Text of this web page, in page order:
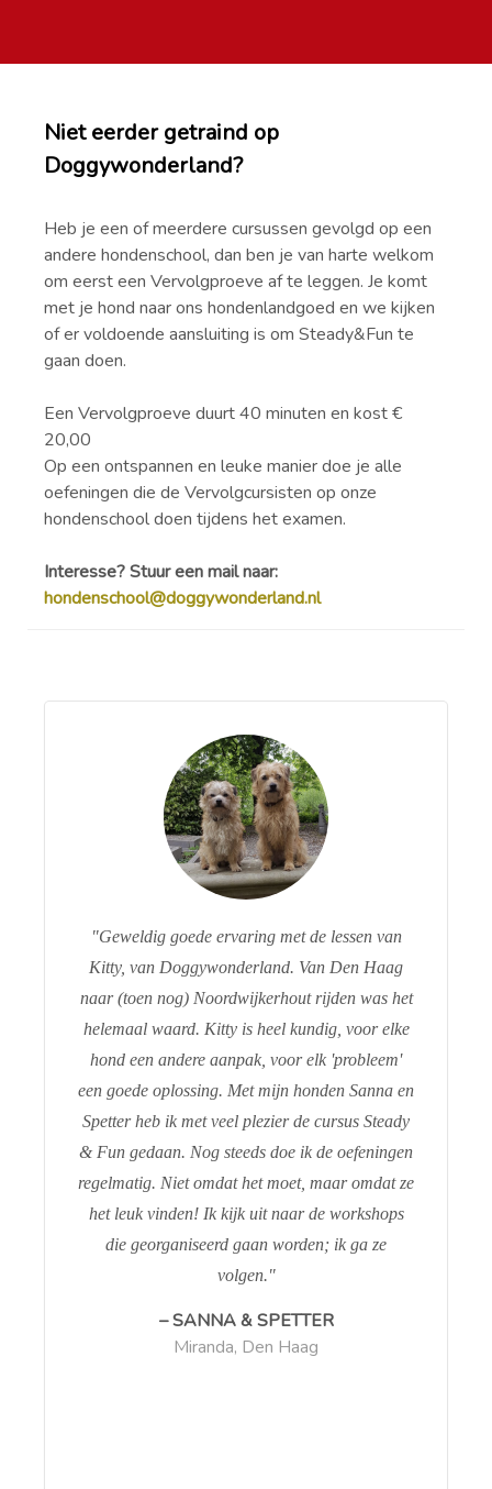
Niet eerder getraind op
Doggywonderland?
Heb je een of meerdere cursussen gevolgd op een
andere hondenschool, dan ben je van harte welkom
om eerst een Vervolgproeve af te leggen. Je komt
met je hond naar ons hondenlandgoed en we kijken
of er voldoende aansluiting is om Steady&Fun te
gaan doen.
Een Vervolgproeve duurt 40 minuten en kost €
20,00
Op een ontspannen en leuke manier doe je alle
oefeningen die de Vervolgcursisten op onze
hondenschool doen tijdens het examen.
Interesse? Stuur een mail naar:
hondenschool@doggywonderland.nl
Geweldig goede ervaring met de lessen van
Kitty, van Doggywonderland. Van Den Haag
naar (toen nog) Noordwijkerhout rijden was het
helemaal waard. Kitty is heel kundig, voor elke
hond een andere aanpak, voor elk 'probleem'
een goede oplossing. Met mijn honden Sanna en
Spetter heb ik met veel plezier de cursus Steady
& Fun gedaan. Nog steeds doe ik de oefeningen
regelmatig. Niet omdat het moet, maar omdat ze
het leuk vinden! Ik kijk uit naar de workshops
die georganiseerd gaan worden; ik ga ze
volgen.
SANNA & SPETTER
Miranda, Den Haag
Antoinette van Iwaarden, Noordwijk